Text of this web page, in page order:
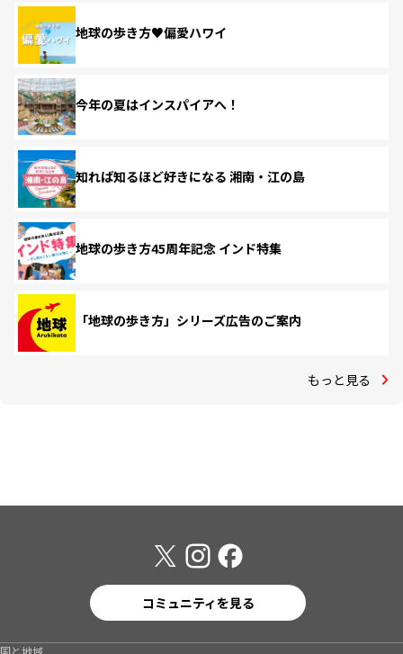
地球の歩き方♥偏愛ハワイ
今年の夏はインスパイアへ！
知れば知るほど好きになる 湘南・江の島
地球の歩き方45周年記念 インド特集
「地球の歩き方」シリーズ広告のご案内
もっと見る
コミュニティを見る
国と地域